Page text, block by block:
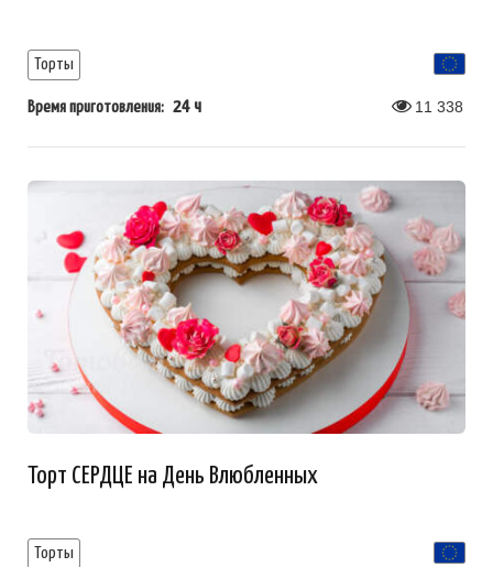
Торты
Время приготовления: 24 ч 11 338
Торт СЕРДЦЕ на День Влюбленных
Торты